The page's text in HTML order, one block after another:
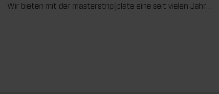
Wir bieten mit der masterstrip|plate eine seit vielen Jahren bewährte Lösung für maximale Prozesssicherheit beim Ausbrechen. Das speziell entwickelte Ausbrechoberteil ermöglicht einen stabilen, sauberen und effizienten Ausbrechprozess auch bei anspruchsvollen Anwendungen.